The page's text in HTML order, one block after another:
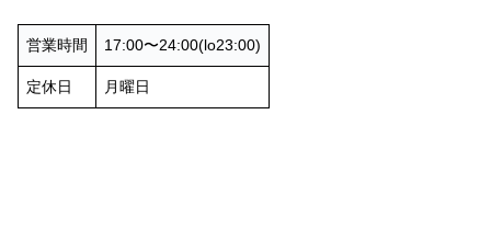
営業時間 17:00〜24:00(lo23:00)
定休日 月曜日